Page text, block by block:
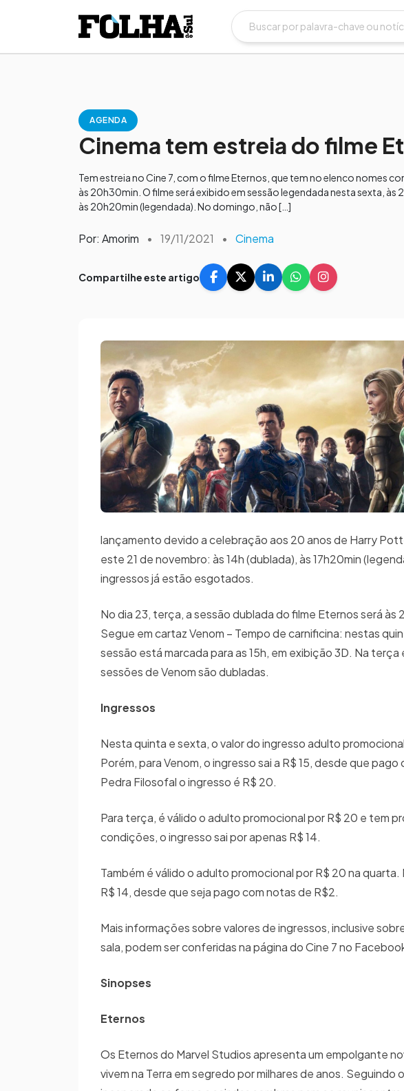
AGENDA
Cinema tem estreia do filme
Tem estreia no Cine 7, com o filme Eternos, que tem no elenco nomes
às 20h30min. O filme será exibido em sessão legendada nesta sexta,
às 20h20min (legendada). No domingo, não […]
Por: Amorim • 19/11/2021 • Cinema
Compartilhe este artigo
lançamento devido a celebração aos 20 anos de Harry
este 21 de novembro: às 14h (dublada), às 17h20min
ingressos já estão esgotados.
No dia 23, terça, a sessão dublada do filme Eternos será
Segue em cartaz Venom – Tempo de carnificina: nestas
sessão está marcada para as 15h, em exibição 3D. Na
sessões de Venom são dubladas.
Ingressos
Nesta quinta e sexta, o valor do ingresso adulto
Porém, para Venom, o ingresso sai a R$ 15, desde que
Pedra Filosofal o ingresso é R$ 20.
Para terça, é válido o adulto promocional por R$ 20 e tem
condições, o ingresso sai por apenas R$ 14.
Também é válido o adulto promocional por R$ 20 na
R$ 14, desde que seja pago com notas de R$2.
Mais informações sobre valores de ingressos, inclusive
sala, podem ser conferidas na página do Cine 7 no
Sinopses
Eternos
Os Eternos do Marvel Studios apresenta um empolgante
vivem na Terra em segredo por milhares de anos.